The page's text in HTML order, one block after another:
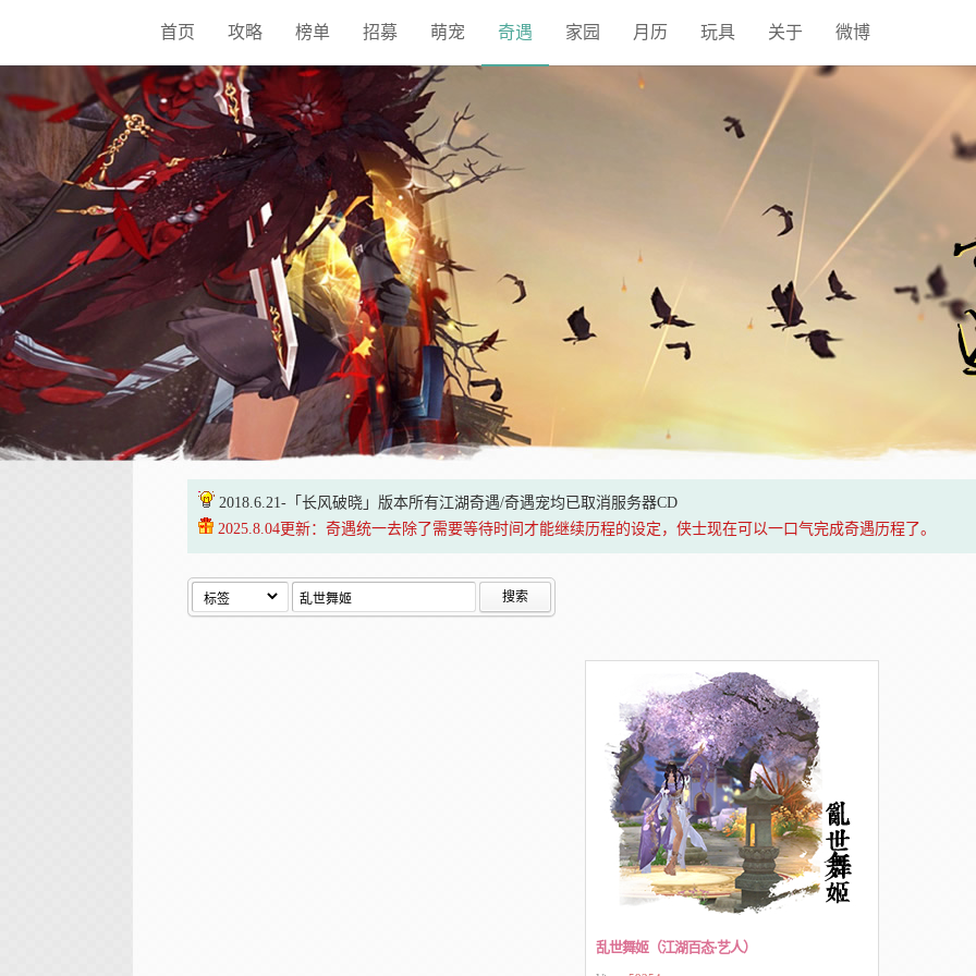
首页 攻略 榜单 招募 萌宠 奇遇 家园 月历 玩具 关于 微博
2018.6.21-「长风破晓」版本所有江湖奇遇/奇遇宠均已取消服务器CD
2025.8.04更新：奇遇统一去除了需要等待时间才能继续历程的设定，侠士现在可以一口气完成奇遇历程了。
搜索
乱世舞姬（江湖百态·艺人）
Sketchbook5, 스케치북5
Sketchbook5, 스케치북5